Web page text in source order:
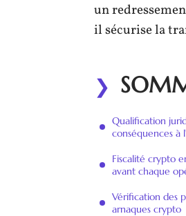
un
il sécurise la
Qualification
conséquences à
Fiscalité crypto
avant chaque
Vérification des
arnaques crypto